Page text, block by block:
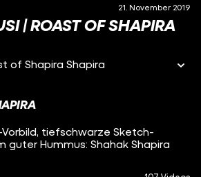
21. November 2019
| ROAST OF SHAPIRA
of Shapira Shapira
tiefschwarze Sketch-
guter Hummus: Shahak Shapira